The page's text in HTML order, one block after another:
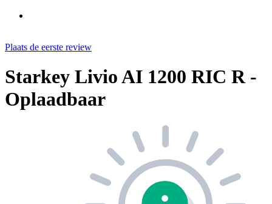
Plaats de eerste review
Starkey Livio AI 1200 RIC R -
Oplaadbaar